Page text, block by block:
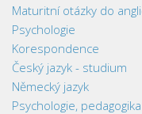
Maturitní otázky do
Psychologie
Korespondence
Český jazyk - studium
Německý jazyk
Psychologie, pedagogika